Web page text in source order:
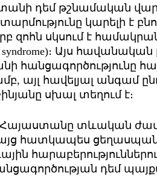
դեմ թշնամական
կարելի է
զոհն սկսում է
Այս
հանցագործությունը
այլ հավելյալ անգամ
սխալ տեղում է։
Հայաստանը տևական
հատկապես
դեմ